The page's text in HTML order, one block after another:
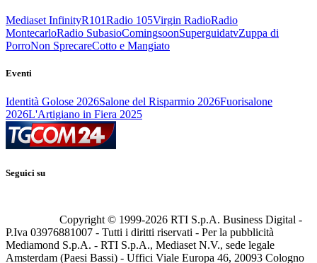
Mediaset InfinityR101Radio 105Virgin RadioRadio
MontecarloRadio SubasioComingsoonSuperguidatvZuppa di
PorroNon SprecareCotto e Mangiato
Eventi
Identità Golose 2026Salone del Risparmio 2026Fuorisalone
2026L'Artigiano in Fiera 2025
Seguici su
Copyright © 1999-2026 RTI S.p.A. Business Digital -
P.Iva 03976881007 - Tutti i diritti riservati - Per la pubblicità
Mediamond S.p.A. - RTI S.p.A., Mediaset N.V., sede legale
Amsterdam (Paesi Bassi) - Uffici Viale Europa 46, 20093 Cologno